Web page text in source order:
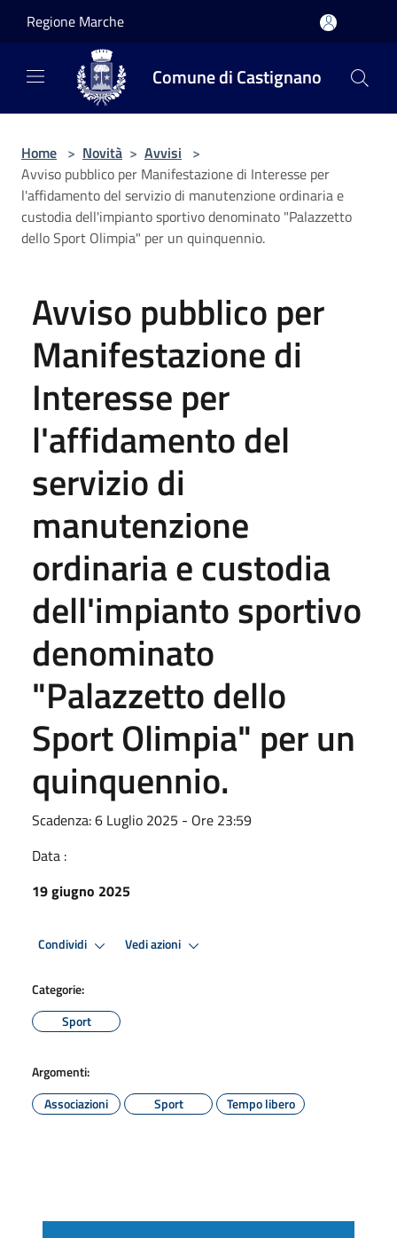
Regione Marche
Comune di Castignano
Home > Novità > Avvisi >
Avviso pubblico per Manifestazione di Interesse per
l'affidamento del servizio di manutenzione ordinaria e
custodia dell'impianto sportivo denominato "Palazzetto
dello Sport Olimpia" per un quinquennio.
Avviso pubblico per
Manifestazione di
Interesse per
l'affidamento del
servizio di
manutenzione
ordinaria e custodia
dell'impianto sportivo
denominato
"Palazzetto dello
Sport Olimpia" per un
quinquennio.
Scadenza: 6 Luglio 2025 - Ore 23:59
Data :
19 giugno 2025
Condividi Vedi azioni
Categorie:
Sport
Argomenti:
Associazioni
Sport Tempo libero